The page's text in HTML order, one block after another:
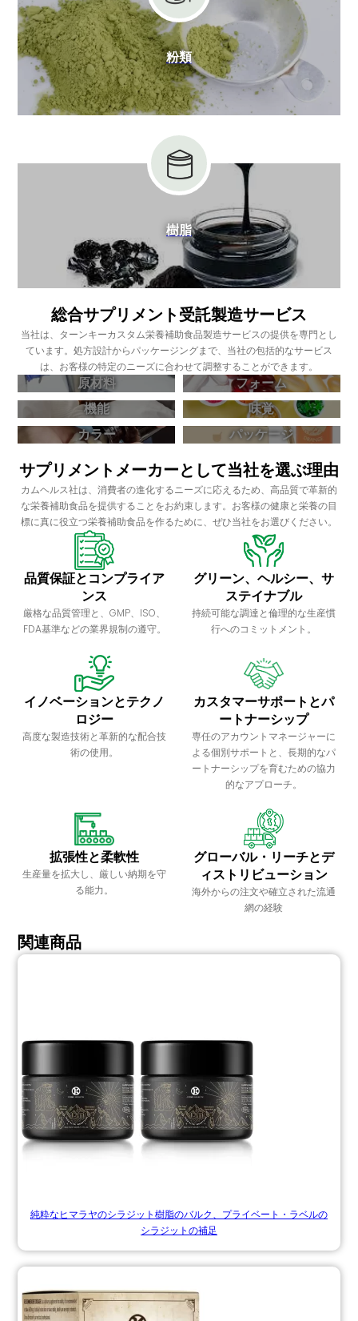
粉類
樹脂
総合サプリメント受託製造サービス
当社は、ターンキーカスタム栄養補助食品製造サービスの提供を専門とし
ています。処方設計からパッケージングまで、当社の包括的なサービス
は、お客様の特定のニーズに合わせて調整することができます。
原材料
フォーム
機能
味覚
カラー
パッケージ
サプリメントメーカーとして当社を選ぶ理由
カムヘルス社は、消費者の進化するニーズに応えるため、高品質で革新的
な栄養補助食品を提供することをお約束します。お客様の健康と栄養の目
標に真に役立つ栄養補助食品を作るために、ぜひ当社をお選びください。
品質保証とコンプライア
ンス
厳格な品質管理と、GMP、ISO、
FDA基準などの業界規制の遵守。
グリーン、ヘルシー、サ
ステイナブル
持続可能な調達と倫理的な生産慣
行へのコミットメント。
イノベーションとテクノ
ロジー
高度な製造技術と革新的な配合技
術の使用。
カスタマーサポートとパ
ートナーシップ
専任のアカウントマネージャーに
よる個別サポートと、長期的なパ
ートナーシップを育むための協力
的なアプローチ。
拡張性と柔軟性
生産量を拡大し、厳しい納期を守
る能力。
グローバル・リーチとデ
ィストリビューション
海外からの注文や確立された流通
網の経験
関連商品
純粋なヒマラヤのシラジット樹脂のバルク、プライベート・ラベルの
シラジットの補足